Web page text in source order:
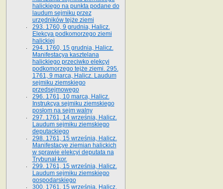
halickiego na punkta podane do
laudum sejmiku przez
urzędników tejże ziemi
293. 1760, 9 grudnia, Halicz.
Elekcya podkomorzego ziemi
halickiej
294. 1760, 15 grudnia, Halicz.
Manifestacya kasztelana
halickiego przeciwko elekcyi
podkomorzego tejże ziemi. 295.
1761, 9 marca, Halicz. Laudum
sejmiku ziemskiego
przedsejmowego
296. 1761, 10 marca, Halicz.
Instrukcya sejmiku ziemskiego
posłom na sejm walny
297. 1761, 14 września, Halicz.
Laudum sejmiku ziemskiego
deputackiego
298. 1761, 15 września, Halicz.
Manifestacye ziemian halickich
w sprawie elekcyi deputata na
Trybunał kor.
299. 1761, 15 września, Halicz.
Laudum sejmiku ziemskiego
gospodarskiego
300. 1761, 15 września, Halicz.